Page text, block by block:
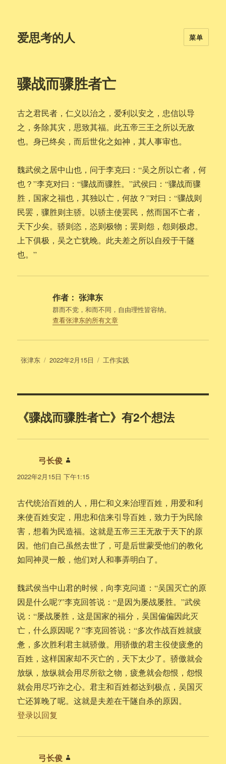
爱思考的人 菜单
骤战而骤胜者亡
古之君民者，仁义以治之，爱利以安之，忠信以导
之，务除其灾，思致其福。此五帝三王之所以无敌
也。身已终矣，而后世化之如神，其人事审也。
魏武侯之居中山也，问于李克曰：“吴之所以亡者，何
也？”李克对曰：“骤战而骤胜。”武侯曰：“骤战而骤
胜，国家之福也，其独以亡，何故？”对曰：“骤战则
民罢，骤胜则主骄。以骄主使罢民，然而国不亡者，
天下少矣。骄则恣，恣则极物；罢则怨，怨则极虑。
上下俱极，吴之亡犹晚。此夫差之所以自殁于干隧
也。”
作者： 张津东
群而不党，和而不同，自由理性皆容纳。
查看张津东的所有文章
作
张津东
发
2022年2月15日
分
工作实践
《骤战而骤胜者亡》有2个想法
弓长俊
道：
2022年2月15日 下午1:15
古代统治百姓的人，用仁和义来治理百姓，用爱和利
来使百姓安定，用忠和信来引导百姓，致力于为民除
害，想着为民造福。这就是五帝三王无敌于天下的原
因。他们自己虽然去世了，可是后世蒙受他们的教化
如同神灵一般，他们对人和事弄明白了。
魏武侯当中山君的时候，向李克问道：“吴国灭亡的原
因是什么呢?”李克回答说：“是因为屡战屡胜。”武侯
说：“屡战屡胜，这是国家的福分，吴国偏偏因此灭
亡，什么原因呢？”李克回答说：“多次作战百姓就疲
惫，多次胜利君主就骄傲。用骄傲的君主役使疲惫的
百姓，这样国家却不灭亡的，天下太少了。骄傲就会
放纵，放纵就会用尽所欲之物，疲惫就会怨恨，怨恨
就会用尽巧诈之心。君主和百姓都达到极点，吴国灭
亡还算晚了呢。这就是夫差在干隧自杀的原因。
登录以回复
弓长俊